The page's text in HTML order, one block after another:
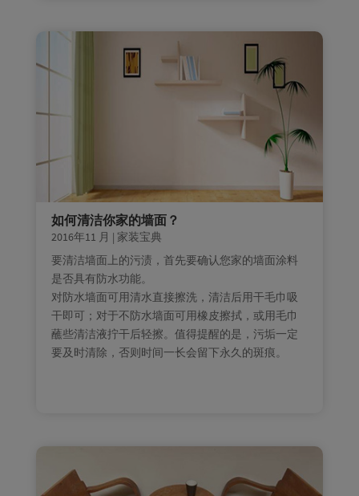
如何清洁你家的墙面？
2016年11 月 | 家装宝典
要清洁墙面上的污渍，首先要确认您家的墙面涂料
是否具有防水功能。
对防水墙面可用清水直接擦洗，清洁后用干毛巾吸
干即可；对于不防水墙面可用橡皮擦拭，或用毛巾
蘸些清洁液拧干后轻擦。值得提醒的是，污垢一定
要及时清除，否则时间一长会留下永久的斑痕。